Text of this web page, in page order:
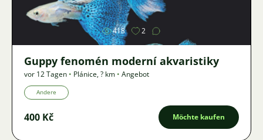
418 2
Guppy fenomén moderní akvaristiky
vor 12 Tagen • Plánice,? km • Angebot
Andere
400 Kč Möchte kaufen